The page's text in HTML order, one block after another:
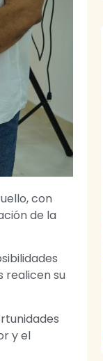
con
de la
realicen su
y el